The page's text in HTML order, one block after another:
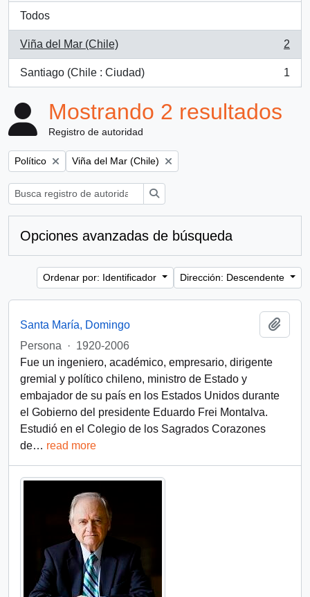
Todos
Viña del Mar (Chile)
, 2 resultados
2
Santiago (Chile : Ciudad)
, 1 resultados
1
Mostrando 2 resultados
Registro de autoridad
Remove filter:
Político Remove filter:
Viña del Mar (Chile)
Opciones avanzadas de búsqueda
Ordenar por: Identificador Dirección: Descendente
Santa María, Domingo
Persona
· 1920-2006
Fue un ingeniero, académico, empresario, dirigente
gremial y político chileno, ministro de Estado y
embajador de su país en los Estados Unidos durante
el Gobierno del presidente Eduardo Frei Montalva.
Estudió en el Colegio de los Sagrados Corazones
de… read more